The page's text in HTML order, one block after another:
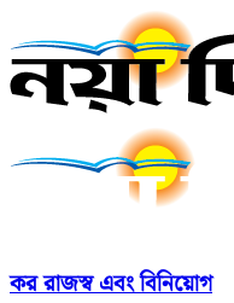
কর রাজস্ব এবং বিনিয়োগ